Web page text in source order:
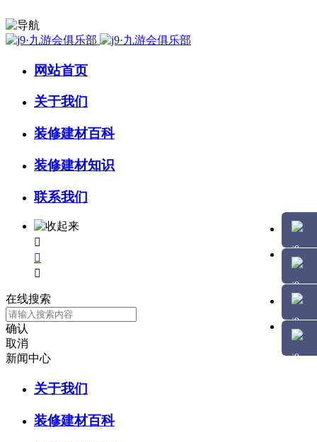
网站首页
关于我们
装修建材百科
装修建材知识
联系我们



在线搜索
确认
取消
新闻中心
关于我们
装修建材百科